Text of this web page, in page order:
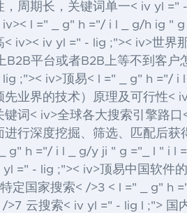
，周期长，关键词单一< iv yl ="
iv>< l =" _ g" h ="/ i l _ g/h ig "
< iv>< iv yl =" - lig ;">< iv>世界
B2B平台或者B2B上等不到客
;">< iv>顶易< l =" _ g" h ="/ i
先业界的技术）原理及可行性<
键词 < iv>全球各大搜索引擎路
进行深度挖掘、筛选、匹配后获
g" h ="/ i l _ g/y ji " g ="_ l " i l
yl =" - lig ;">< iv>顶易中国软件
定国家搜索< />3 < l =" _ g" h
/>7 云搜索< iv yl =" - lig l ;"> 国